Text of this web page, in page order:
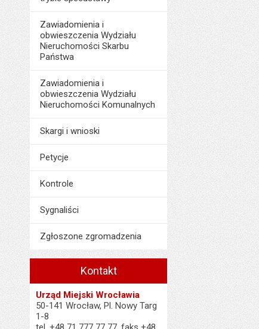
Zawiadomienia i
obwieszczenia Wydziału
Nieruchomości Skarbu
Państwa
Zawiadomienia i
obwieszczenia Wydziału
Nieruchomości Komunalnych
Skargi i wnioski
Petycje
Kontrole
Sygnaliści
Zgłoszone zgromadzenia
Kontakt
Urząd Miejski Wrocławia
50-141 Wrocław, Pl. Nowy Targ
1-8